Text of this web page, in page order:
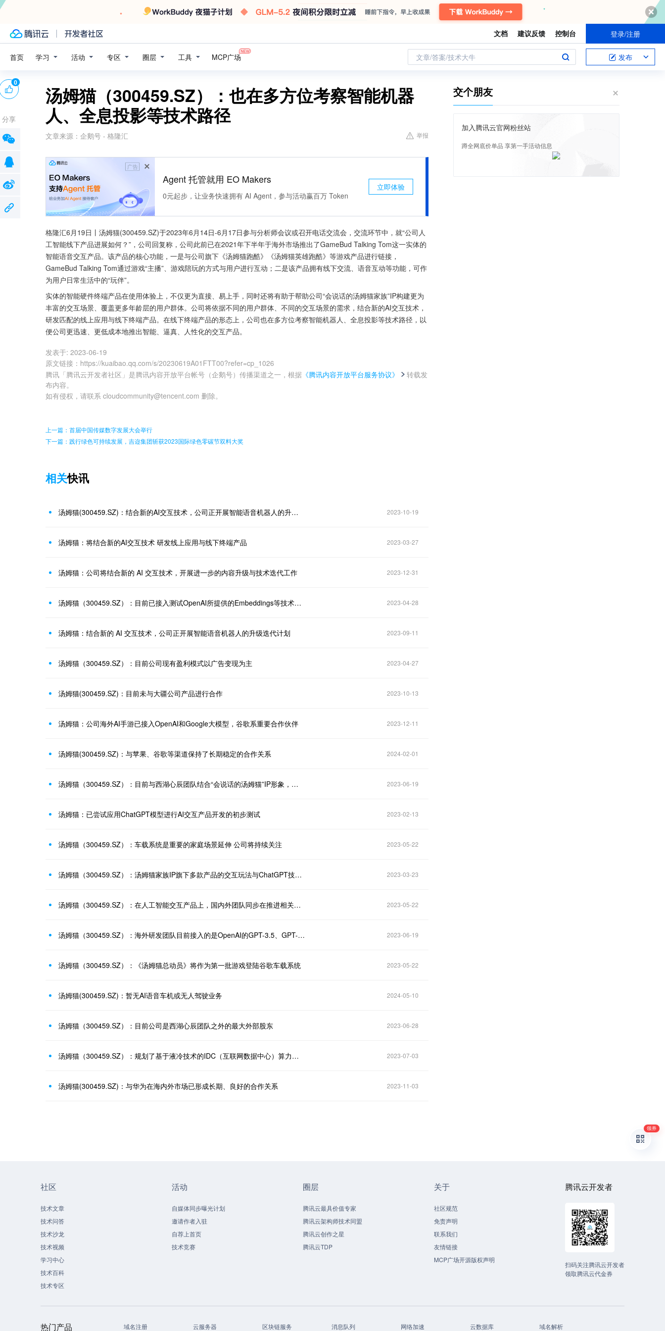
文档 建议反馈 控制台 登录/注册
首页 学习 活动 专区 圈层 工具 MCP广场 文章/答案/技术大牛 发布
汤姆猫（300459.SZ）：也在多方位考察智能机器
人、全息投影等技术路径
文章来源： 企鹅号 - 格隆汇 举报
广告
Agent 托管就用 EO Makers
0元起步，让业务快速拥有 AI Agent，参与活动赢百万 Token
立即体验
格隆汇6月19日丨汤姆猫(300459.SZ)于2023年6月14日-6月17日参与分析师会议或召开电话交流会，交流环节中，就“公司人
工智能线下产品进展如何？”，公司回复称，公司此前已在2021年下半年于海外市场推出了GameBud Talking Tom这一实体的
智能语音交互产品。该产品的核心功能，一是与公司旗下《汤姆猫跑酷》《汤姆猫英雄跑酷》等游戏产品进行链接，
GameBud Talking Tom通过游戏“主播”、游戏陪玩的方式与用户进行互动；二是该产品拥有线下交流、语音互动等功能，可作
为用户日常生活中的“玩伴”。
实体的智能硬件终端产品在使用体验上，不仅更为直接、易上手，同时还将有助于帮助公司“会说话的汤姆猫家族”IP构建更为
丰富的交互场景、覆盖更多年龄层的用户群体。公司将依据不同的用户群体、不同的交互场景的需求，结合新的AI交互技术，
研发匹配的线上应用与线下终端产品。在线下终端产品的形态上，公司也在多方位考察智能机器人、全息投影等技术路径，以
便公司更迅速、更低成本地推出智能、逼真、人性化的交互产品。
发表于: 2023-06-19
原文链接 ： https://kuaibao.qq.com/s/20230619A01FTT00?refer=cp_1026
腾讯「腾讯云开发者社区」是腾讯内容开放平台帐号（企鹅号）传播渠道之一，根据 《腾讯内容开放平台服务协议》
转载发
布内容。
如有侵权，请联系 cloudcommunity@tencent.com 删除。
0
分享
上一篇：首届中国传媒数字发展大会举行
下一篇：践行绿色可持续发展，吉迩集团斩获2023国际绿色零碳节双料大奖
相关快讯
汤姆猫(300459.SZ)：结合新的AI交互技术，公司正开展智能语音机器人的升级迭代计划 2023-10-19
汤姆猫：将结合新的AI交互技术 研发线上应用与线下终端产品 2023-03-27
汤姆猫：公司将结合新的 AI 交互技术，开展进一步的内容升级与技术迭代工作 2023-12-31
汤姆猫（300459.SZ）：目前已接入测试OpenAI所提供的Embeddings等技术服务 2023-04-28
汤姆猫：结合新的 AI 交互技术，公司正开展智能语音机器人的升级迭代计划 2023-09-11
汤姆猫（300459.SZ）：目前公司现有盈利模式以广告变现为主 2023-04-27
汤姆猫(300459.SZ)：目前未与大疆公司产品进行合作 2023-10-13
汤姆猫：公司海外AI手游已接入OpenAI和Google大模型，谷歌系重要合作伙伴 2023-12-11
汤姆猫(300459.SZ)：与苹果、谷歌等渠道保持了长期稳定的合作关系 2024-02-01
汤姆猫（300459.SZ）：目前与西湖心辰团队结合“会说话的汤姆猫”IP形象，已在联合推进人工智能交互产品上的研发工作 2023-06-19
汤姆猫：已尝试应用ChatGPT模型进行AI交互产品开发的初步测试 2023-02-13
汤姆猫（300459.SZ）：车载系统是重要的家庭场景延伸 公司将持续关注 2023-05-22
汤姆猫（300459.SZ）：汤姆猫家族IP旗下多款产品的交互玩法与ChatGPT技术的应用场景具有较高的契合度 2023-03-23
汤姆猫（300459.SZ）：在人工智能交互产品上，国内外团队同步在推进相关产品的研发工作 2023-05-22
汤姆猫（300459.SZ）：海外研发团队目前接入的是OpenAI的GPT-3.5、GPT-4等预训练语言模型 2023-06-19
汤姆猫（300459.SZ）：《汤姆猫总动员》将作为第一批游戏登陆谷歌车载系统 2023-05-22
汤姆猫(300459.SZ)：暂无AI语音车机或无人驾驶业务 2024-05-10
汤姆猫（300459.SZ）：目前公司是西湖心辰团队之外的最大外部股东 2023-06-28
汤姆猫（300459.SZ）：规划了基于液冷技术的IDC（互联网数据中心）算力基础设施的建设 2023-07-03
汤姆猫(300459.SZ)：与华为在海内外市场已形成长期、良好的合作关系 2023-11-03
交个朋友
加入腾讯云官网粉丝站
蹲全网底价单品 享第一手活动信息
社区
技术文章
技术问答
技术沙龙
技术视频
学习中心
技术百科
技术专区
活动
自媒体同步曝光计划
邀请作者入驻
自荐上首页
技术竞赛
圈层
腾讯云最具价值专家
腾讯云架构师技术同盟
腾讯云创作之星
腾讯云TDP
关于
社区规范
免责声明
联系我们
友情链接
MCP广场开源版权声明
腾讯云开发者
扫码关注腾讯云开发者
领取腾讯云代金券
热门产品 域名注册 云服务器 区块链服务 消息队列 网络加速 云数据库 域名解析
领券